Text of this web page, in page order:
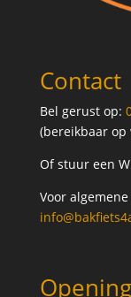
Contact
Bel gerust op:
(bereikbaar op
Of stuur een
Voor